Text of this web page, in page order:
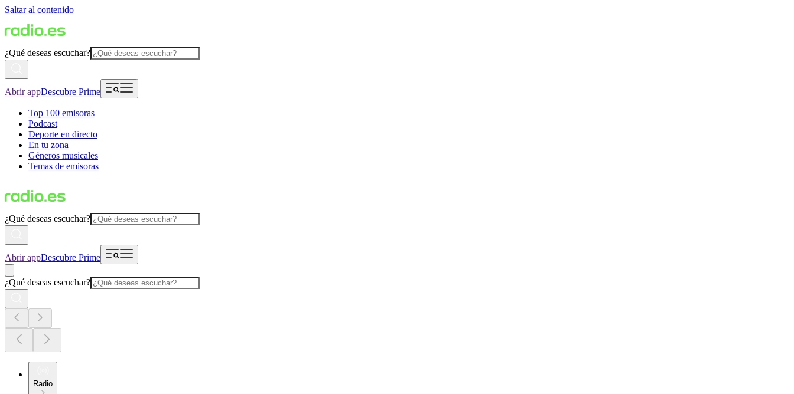
Saltar al contenido
¿Qué deseas escuchar?
Abrir appDescubre Prime
Top 100 emisoras
Podcast
Deporte en directo
En tu zona
Géneros musicales
Temas de emisoras
¿Qué deseas escuchar?
Abrir appDescubre Prime
¿Qué deseas escuchar?
Radio